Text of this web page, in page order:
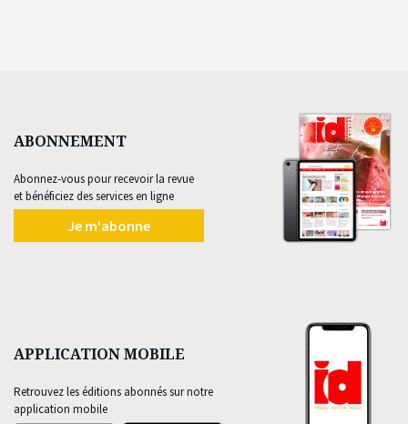
ABONNEMENT
Abonnez-vous pour recevoir la revue
et bénéficiez des services en ligne
Je m'abonne
APPLICATION MOBILE
Retrouvez les éditions abonnés sur notre
application mobile